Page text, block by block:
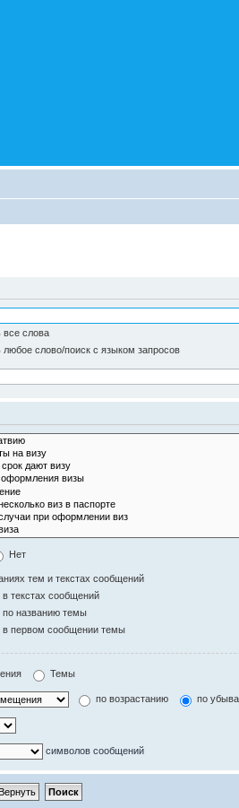
все слова
любое слово/поиск с языком запросов
Нет
тем и текстах сообщений
в текстах сообщений
по названию темы
в первом сообщении темы
Темы
по возрастанию по
символов сообщений